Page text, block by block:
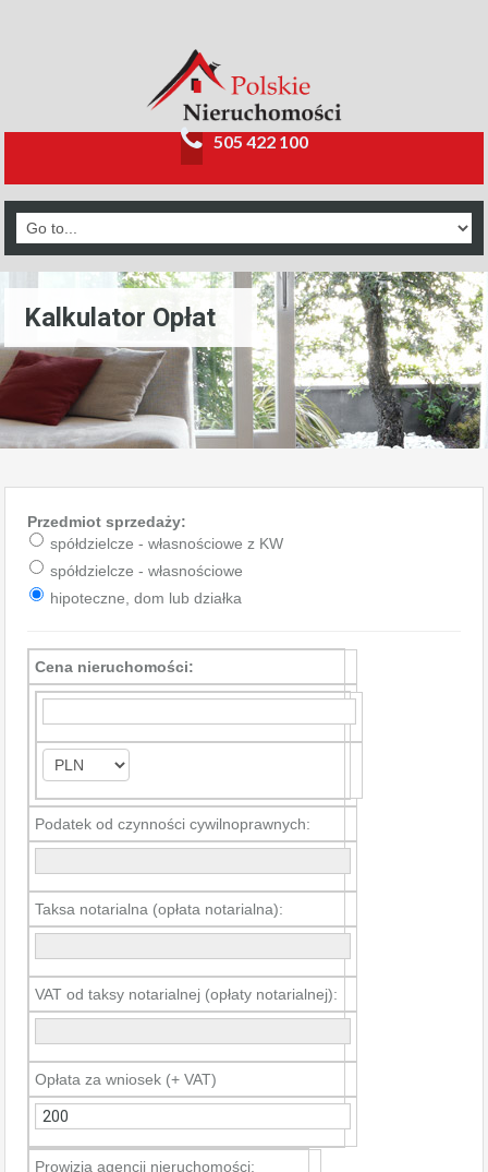
505 422 100
Kalkulator Opłat
Przedmiot sprzedaży:
spółdzielcze - własnościowe z KW
spółdzielcze - własnościowe
hipoteczne, dom lub działka
Cena nieruchomości:
Podatek od czynności cywilnoprawnych:
Taksa notarialna (opłata notarialna):
VAT od taksy notarialnej (opłaty notarialnej):
Opłata za wniosek (+ VAT)
Prowizja agencji nieruchomości: